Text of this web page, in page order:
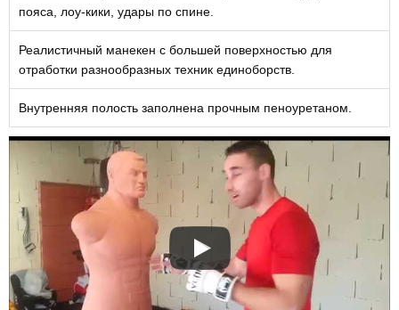
пояса, лоу-кики, удары по спине.
Реалистичный манекен с большей поверхностью для
отработки разнообразных техник единоборств.
Внутренняя полость заполнена прочным пеноуретаном.